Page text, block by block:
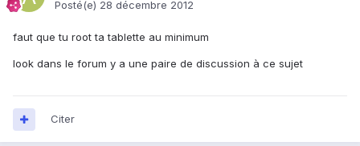
Posté(e) 28 décembre 2012
faut que tu root ta tablette au minimum
look dans le forum y a une paire de discussion à ce sujet
Citer